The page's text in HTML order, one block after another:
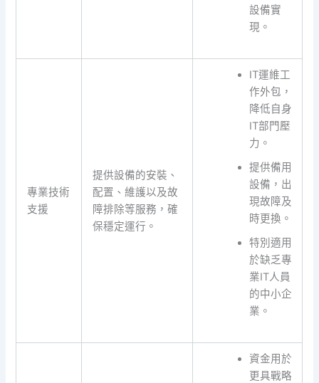
設備實
現。
專業技術
支援
提供設備的安裝、
配置、維護以及故
障排除等服務，確
保穩定運行。
IT運維工
作外包，
降低自身
IT部門壓
力。
提供備用
設備，出
現故障及
時更換。
特別適用
於缺乏專
業IT人員
的中小企
業。
資金用於
更具戰略